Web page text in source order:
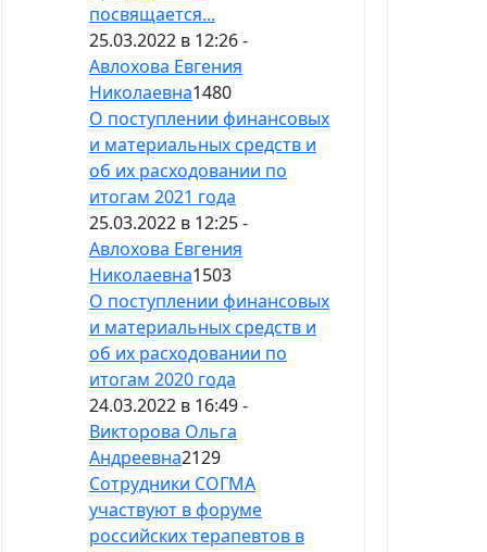
посвящается...
25.03.2022 в 12:26 -
Авлохова Евгения
Николаевна1480
О поступлении финансовых
и материальных средств и
об их расходовании по
итогам 2021 года
25.03.2022 в 12:25 -
Авлохова Евгения
Николаевна1503
О поступлении финансовых
и материальных средств и
об их расходовании по
итогам 2020 года
24.03.2022 в 16:49 -
Викторова Ольга
Андреевна2129
Сотрудники СОГМА
участвуют в форуме
российских терапевтов в